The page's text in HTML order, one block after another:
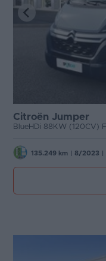
Citroën Jumper
135.249 km 8/2023